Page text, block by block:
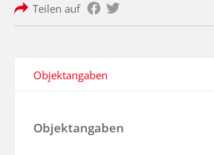
Teilen auf
Objektangaben
Objektangaben